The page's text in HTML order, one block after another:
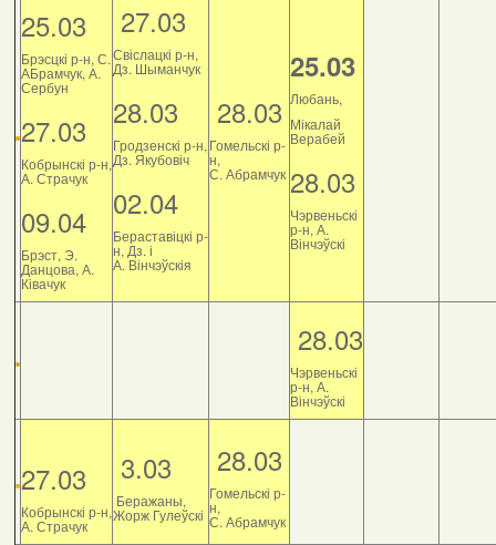
25.03
Брэсцкі р-н, С.
АБрамчук, А.
Сербун
27.03
Кобрынскі р-н,
А. Страчук
09.04
Брэст, Э.
Данцова, А.
Ківачук
27.03
Свіслацкі р-н,
Дз. Шыманчук
28.03
Гродзенскі р-н,
Дз. Якубовіч
02.04
Бераставіцкі р-
н, Дз. і
А. Вінчэўскія
28.03
Гомельскі р-
н,
С. Абрамчук
25.03
Любань,
Мікалай
Верабей
28.03
Чэрвеньскі
р-н, А.
Вінчэўскі
28.03
Чэрвеньскі
р-н, А.
Вінчэўскі
27.03
Кобрынскі р-н,
А. Страчук
3.03
Беражаны,
Жорж Гулеўскі
28.03
Гомельскі р-
н,
С. Абрамчук